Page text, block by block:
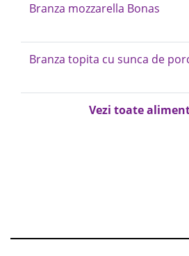
Branza mozzarella Bonas
Branza topita cu sunca de
Vezi toate